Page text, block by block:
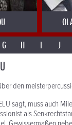
G H I J
den
sagt, muss auch
als